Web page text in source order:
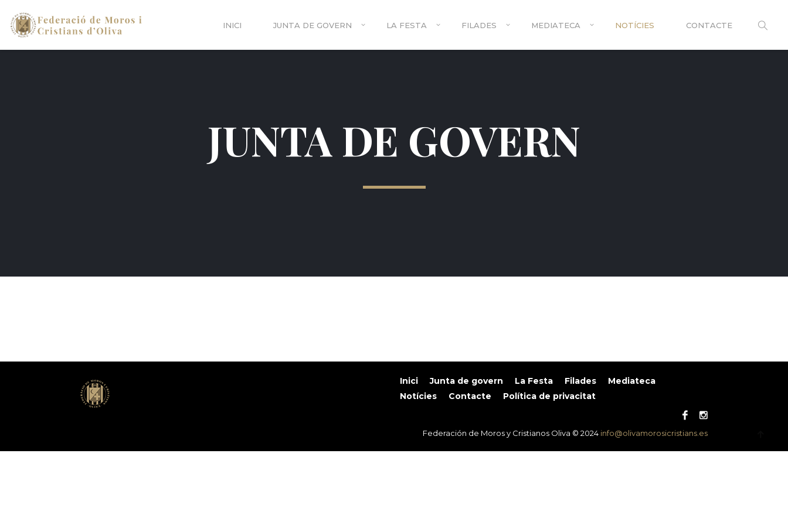
INICI JUNTA DE GOVERN LA FESTA FILADES MEDIATECA NOTÍCIES CONTACTE
JUNTA DE GOVERN
Inici Junta de govern La Festa Filades
Mediateca
Notícies
Contacte Política de privacitat
Federación de Moros y Cristianos Oliva © 2024 info@olivamorosicristians.es